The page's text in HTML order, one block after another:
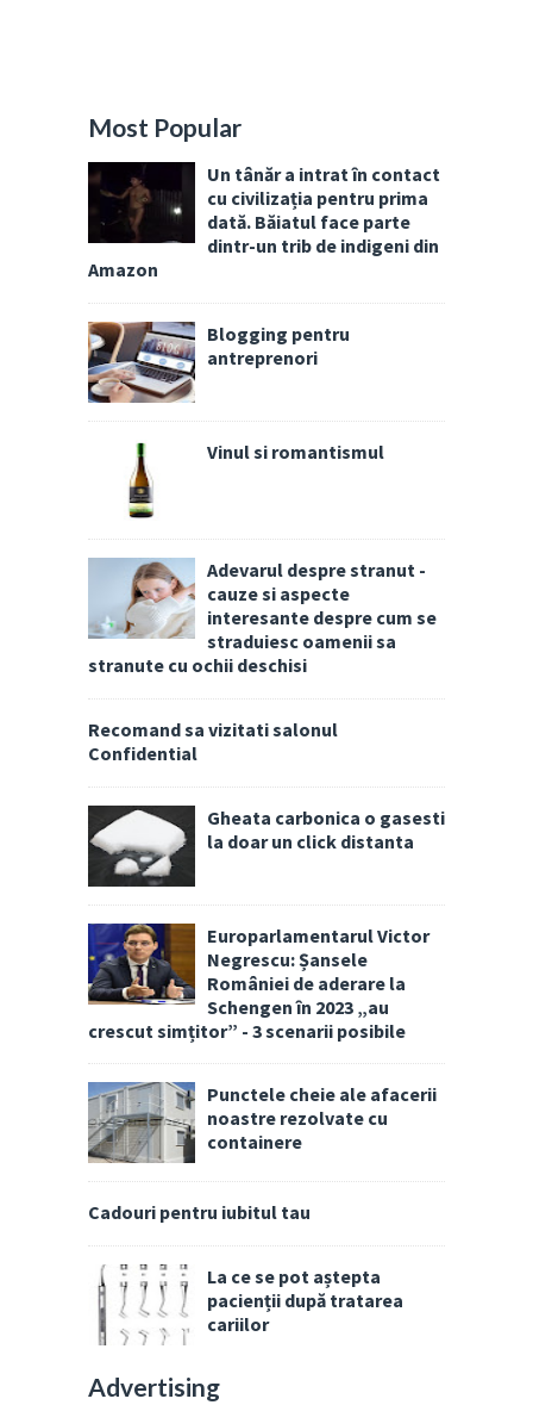
Most Popular
Un tânăr a intrat în contact
cu civilizația pentru prima
dată. Băiatul face parte
dintr-un trib de indigeni din
Amazon
Blogging pentru
antreprenori
Vinul si romantismul
Adevarul despre stranut -
cauze si aspecte
interesante despre cum se
straduiesc oamenii sa
stranute cu ochii deschisi
Recomand sa vizitati salonul
Confidential
Gheata carbonica o gasesti
la doar un click distanta
Europarlamentarul Victor
Negrescu: Șansele
României de aderare la
Schengen în 2023 „au
crescut simțitor” - 3 scenarii posibile
Punctele cheie ale afacerii
noastre rezolvate cu
containere
Cadouri pentru iubitul tau
La ce se pot aștepta
pacienții după tratarea
cariilor
Advertising